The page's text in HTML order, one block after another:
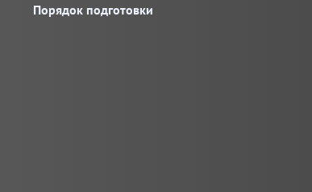
Порядок подготовки